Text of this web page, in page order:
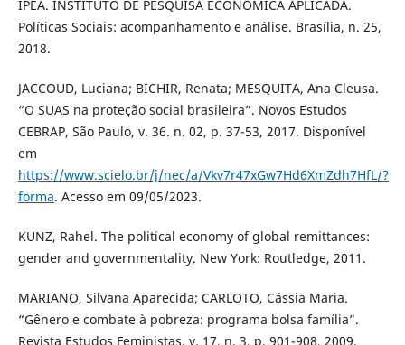
IPEA. INSTITUTO DE PESQUISA ECONÔMICA APLICADA.
Políticas Sociais: acompanhamento e análise. Brasília, n. 25,
2018.
JACCOUD, Luciana; BICHIR, Renata; MESQUITA, Ana Cleusa.
“O SUAS na proteção social brasileira”. Novos Estudos
CEBRAP, São Paulo, v. 36. n. 02, p. 37-53, 2017. Disponível
em
https://www.scielo.br/j/nec/a/Vkv7r47xGw7Hd6XmZdh7HfL/?
forma. Acesso em 09/05/2023.
KUNZ, Rahel. The political economy of global remittances:
gender and governmentality. New York: Routledge, 2011.
MARIANO, Silvana Aparecida; CARLOTO, Cássia Maria.
“Gênero e combate à pobreza: programa bolsa família”.
Revista Estudos Feministas, v. 17, n. 3, p. 901-908, 2009.